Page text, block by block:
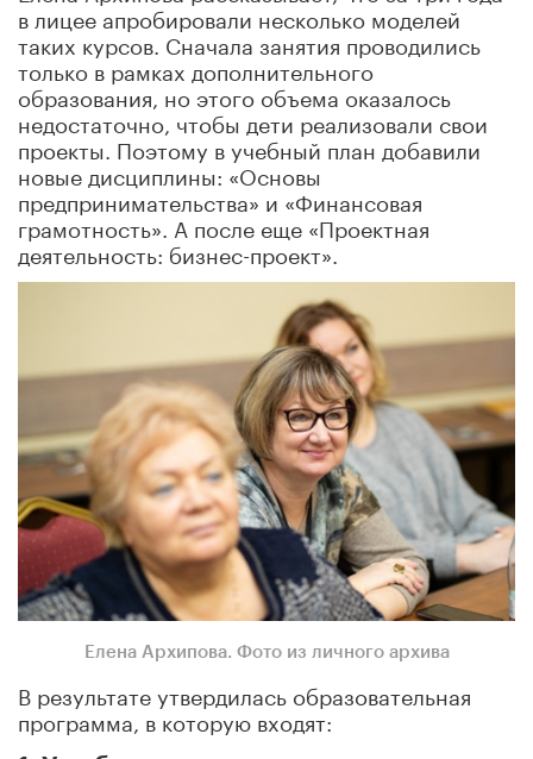
в лицее апробировали несколько моделей
таких курсов. Сначала занятия проводились
только в рамках дополнительного
образования, но этого объема оказалось
недостаточно, чтобы дети реализовали свои
проекты. Поэтому в учебный план добавили
новые дисциплины: «Основы
предпринимательства» и «Финансовая
грамотность». А после еще «Проектная
деятельность: бизнес-проект».
Елена Архипова. Фото из личного архива
В результате утвердилась образовательная
программа, в которую входят: